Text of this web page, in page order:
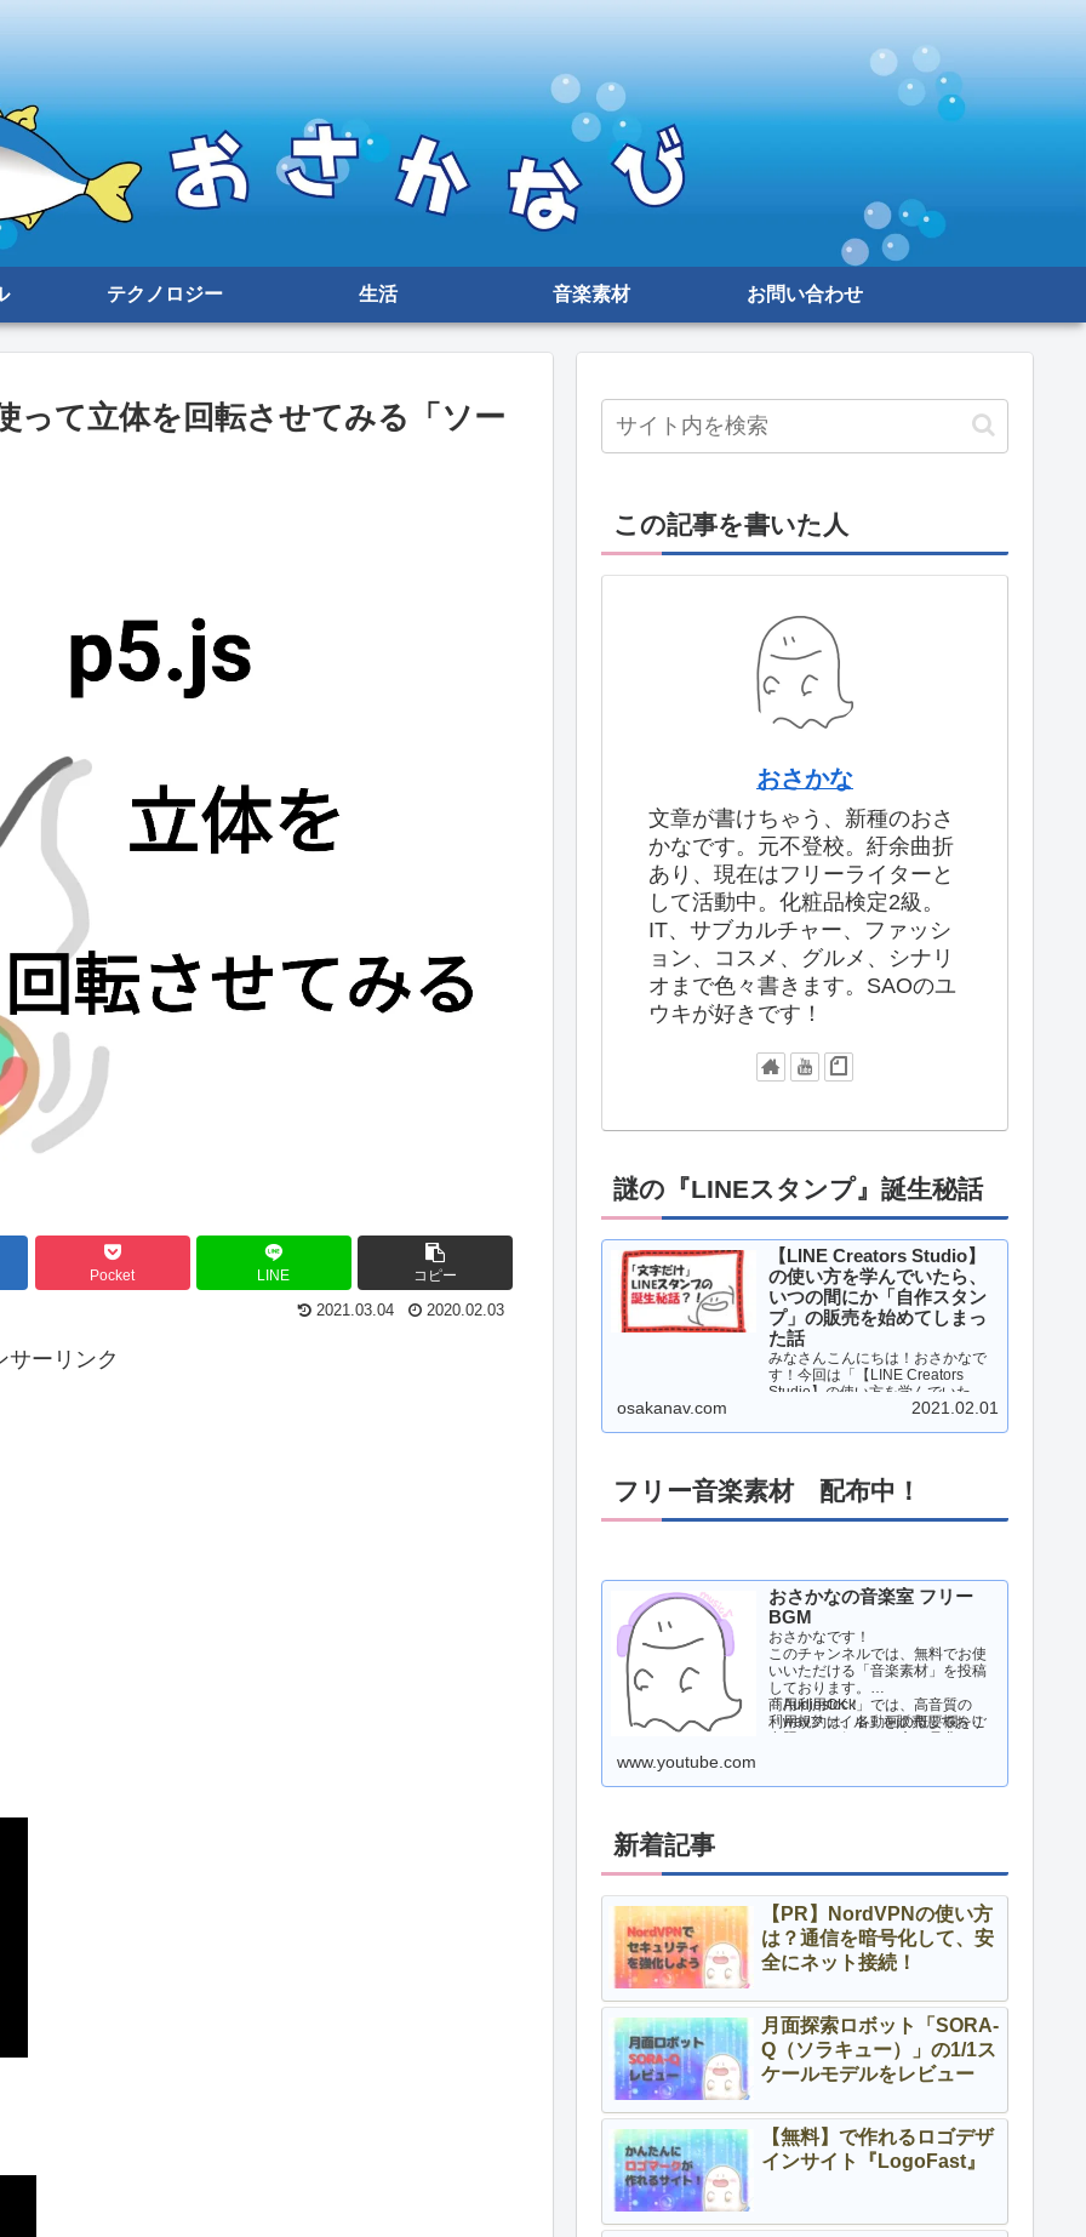
テクノロジー 生活 音楽素材 お問い合わせ
って立体を回転させてみる「ソー
Pocket LINE コピー
2021.03.04 2020.02.03
サーリンク
この記事を書いた人
おさかな
文章が書けちゃう、新種のおさ
かなです。元不登校。紆余曲折
あり、現在はフリーライターと
して活動中。化粧品検定2級。
IT、サブカルチャー、ファッシ
ョン、コスメ、グルメ、シナリ
オまで色々書きます。SAOのユ
ウキが好きです！
謎の『LINEスタンプ』誕生秘話
【LINE Creators Studio】
の使い方を学んでいたら、
いつの間にか「自作スタン
プ」の販売を始めてしまっ
た話
みなさんこんにちは！おさかなで
す！今回は「【LINE Creators
Studio】の使い方を学んでいた
ら、いつの間にか「自作スタン
osakanav.com 2021.02.01
フリー音楽素材 配布中！
おさかなの音楽室 フリー
BGM
おさかなです！
このチャンネルでは、無料でお使
いいただける「音楽素材」を投稿
しております。
商用利用OK！
利用規約は、各動画の概要欄をご
「Audiostock」では、高音質の
「wavファイル」を販売しており
www.youtube.com
新着記事
【PR】NordVPNの使い方
は？通信を暗号化して、安
全にネット接続！
月面探索ロボット「SORA-
Q（ソラキュー）」の1/1ス
ケールモデルをレビュー
【無料】で作れるロゴデザ
インサイト『LogoFast』